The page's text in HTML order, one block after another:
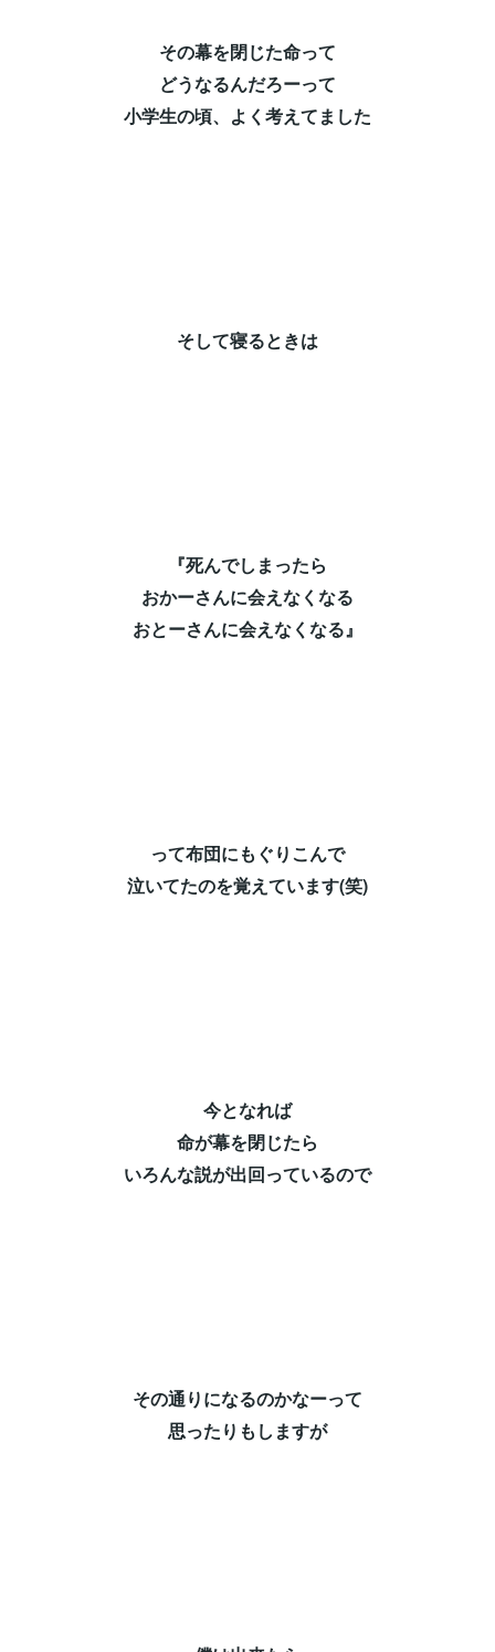
その幕を閉じた命って⁡
どうなるんだろーって⁡
小学生の頃、よく考えてました⁡
そして寝るときは⁡
『死んでしまったら⁡
おかーさんに会えなくなる⁡
おとーさんに会えなくなる』⁡
って布団にもぐりこんで⁡
泣いてたのを覚えています(笑)⁡
今となれば⁡
命が幕を閉じたら⁡
いろんな説が出回っているので⁡
その通りになるのかなーって⁡
思ったりもしますが⁡